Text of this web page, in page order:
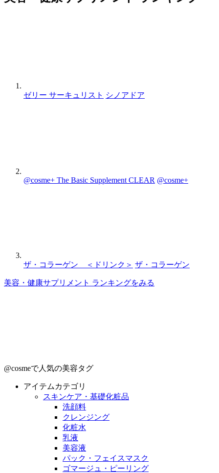
ゼリー サーキュリスト シノアドア
@cosme+ The Basic Supplement CLEAR @cosme+
ザ・コラーゲン ＜ドリンク＞ ザ・コラーゲン
美容・健康サプリメント ランキングをみる
@cosmeで人気の美容タグ
アイテムカテゴリ
スキンケア・基礎化粧品
洗顔料
クレンジング
化粧水
乳液
美容液
パック・フェイスマスク
ゴマージュ・ピーリング